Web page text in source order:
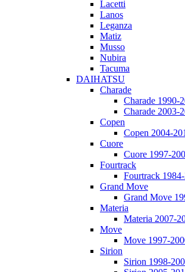
Lacetti
Lanos
Leganza
Matiz
Musso
Nubira
Tacuma
DAIHATSU
Charade
Charade 1990-
Charade 2003-
Copen
Copen 2004-
Cuore
Cuore 1997-
Fourtrack
Fourtrack
Grand Move
Grand Move
Materia
Materia 2007-
Move
Move 1997-
Sirion
Sirion 1998-